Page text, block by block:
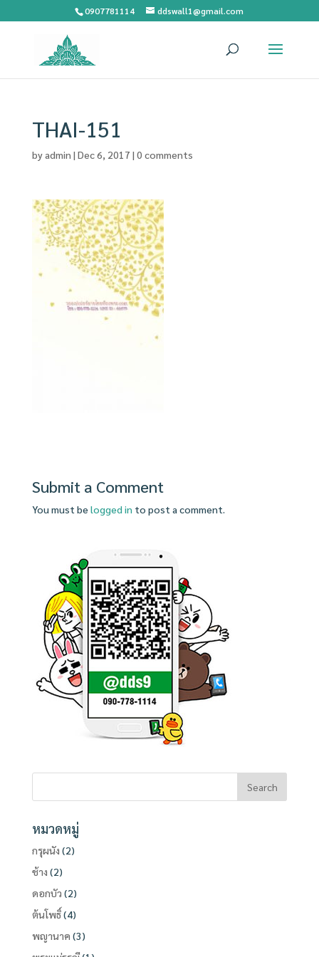
0907781114 ddswall1@gmail.com
THAI-151
byadmin | Dec 6, 2017 | 0 comments
Submit a Comment
You must be logged in to post a comment.
หมวดหมู่
กรุผนัง (2)
ช้าง (2)
ดอกบัว (2)
ต้นโพธิ์(4)
พญานาค (3)